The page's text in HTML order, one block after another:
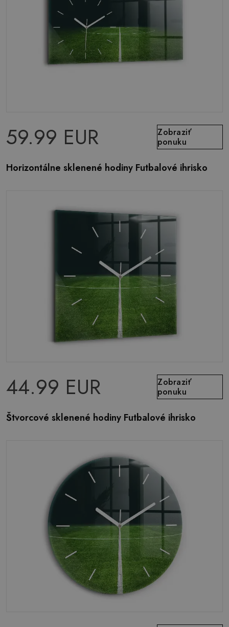
59.99 EUR
Zobraziť
ponuku
Horizontálne sklenené hodiny Futbalové ihrisko
44.99 EUR
Zobraziť
ponuku
Štvorcové sklenené hodiny Futbalové ihrisko